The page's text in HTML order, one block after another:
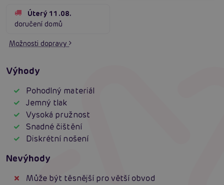
Úterý 11.08.
doručení domů
Možnosti dopravy
Výhody
Pohodlný materiál
Jemný tlak
Vysoká pružnost
Snadné čištění
Diskrétní nošení
Nevýhody
Může být těsnější pro větší obvod